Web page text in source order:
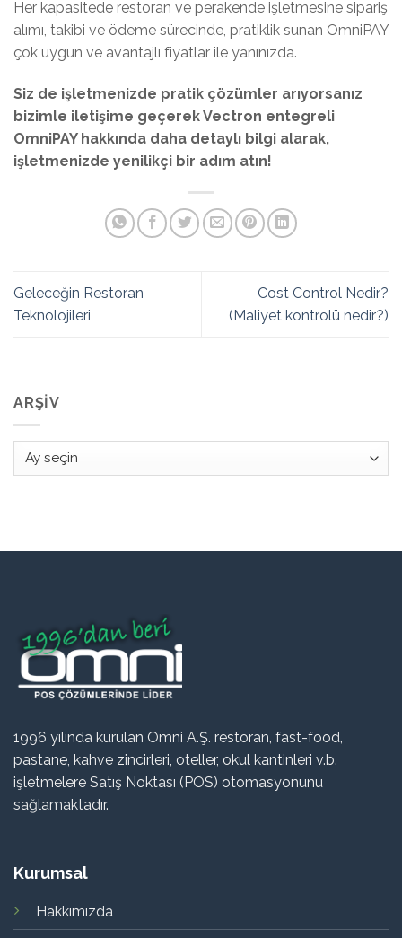
Her kapasitede restoran ve perakende işletmesine sipariş
alımı, takibi ve ödeme sürecinde, pratiklik sunan OmniPAY
çok uygun ve avantajlı fiyatlar ile yanınızda.
Siz de işletmenizde pratik çözümler arıyorsanız
bizimle iletişime geçerek Vectron entegreli
OmniPAY hakkında daha detaylı bilgi alarak,
işletmenizde yenilikçi bir adım atın!
Geleceğin Restoran
Teknolojileri
Cost Control Nedir?
(Maliyet kontrolü nedir?)
ARŞIV
Arşiv
1996 yılında kurulan Omni A.Ş. restoran, fast-food,
pastane, kahve zincirleri, oteller, okul kantinleri v.b.
işletmelere Satış Noktası (POS) otomasyonunu
sağlamaktadır.
Kurumsal
Hakkımızda